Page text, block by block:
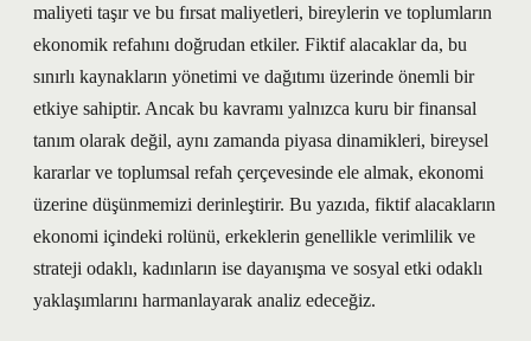
maliyeti taşır ve bu fırsat maliyetleri, bireylerin ve toplumların
ekonomik refahını doğrudan etkiler. Fiktif alacaklar da, bu
sınırlı kaynakların yönetimi ve dağıtımı üzerinde önemli bir
etkiye sahiptir. Ancak bu kavramı yalnızca kuru bir finansal
tanım olarak değil, aynı zamanda piyasa dinamikleri, bireysel
kararlar ve toplumsal refah çerçevesinde ele almak, ekonomi
üzerine düşünmemizi derinleştirir. Bu yazıda, fiktif alacakların
ekonomi içindeki rolünü, erkeklerin genellikle verimlilik ve
strateji odaklı, kadınların ise dayanışma ve sosyal etki odaklı
yaklaşımlarını harmanlayarak analiz edeceğiz.